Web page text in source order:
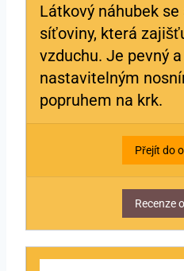
Látkový náhubek
síťoviny, která
vzduchu. Je pevný
nastavitelným
popruhem na krk.
Přejít do
Recenze